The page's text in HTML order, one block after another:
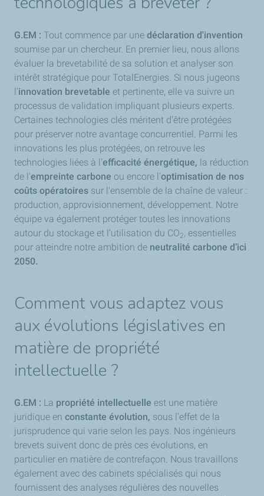
G.EM : Tout commence par une déclaration d'invention
soumise par un chercheur. En premier lieu, nous allons
évaluer la brevetabilité de sa solution et analyser son
intérêt stratégique pour TotalEnergies. Si nous jugeons
l’innovation brevetable et pertinente, elle va suivre un
processus de validation impliquant plusieurs experts.
Certaines technologies clés méritent d'être protégées
pour préserver notre avantage concurrentiel. Parmi les
innovations les plus protégées, on retrouve les
technologies liées à l'efficacité énergétique, la réduction
de l'empreinte carbone ou encore l'optimisation de nos
coûts opératoires sur l'ensemble de la chaîne de valeur :
production, approvisionnement, développement. Notre
équipe va également protéger toutes les innovations
autour du stockage et l’utilisation du CO2, essentielles
pour atteindre notre ambition de neutralité carbone d’ici
2050.
Comment vous adaptez vous
aux évolutions législatives en
matière de propriété
intellectuelle ?
G.EM : La propriété intellectuelle est une matière
juridique en constante évolution, sous l'effet de la
jurisprudence qui varie selon les pays. Nos ingénieurs
brevets suivent donc de près ces évolutions, en
particulier en matière de contrefaçon. Nous travaillons
également avec des cabinets spécialisés qui nous
fournissent des analyses régulières des nouvelles